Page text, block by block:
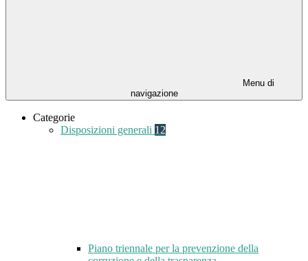
Menu di
navigazione
Categorie
Disposizioni generali 12
Piano triennale per la prevenzione della